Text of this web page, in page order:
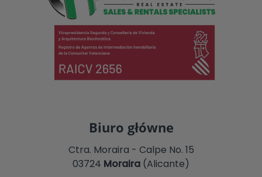
Biuro główne
Ctra. Moraira - Calpe No. 15
03724 Moraira (Alicante)